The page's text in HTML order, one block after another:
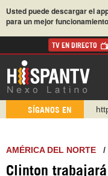
Usted puede descargar el
para un mejor
TV EN DIRECTO
SÍGANOS EN
AMÉRICA DEL NORTE /
Clinton